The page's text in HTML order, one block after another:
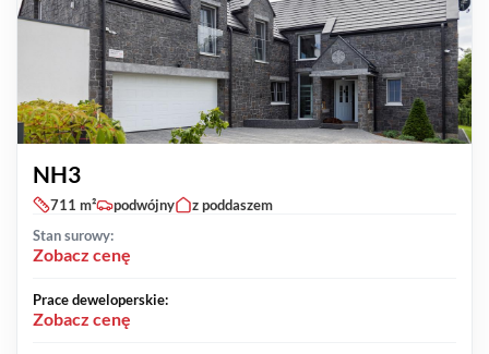
NH3
711 m² podwójny
z poddaszem
Stan surowy:
Zobacz cenę
Prace deweloperskie:
Zobacz cenę